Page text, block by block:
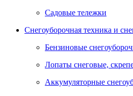
Садовые тележки
Снегоуборочная техника и
Бензиновые
Лопаты снеговые,
Аккумуляторные